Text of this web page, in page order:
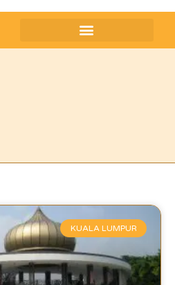
KUALA LUMPUR